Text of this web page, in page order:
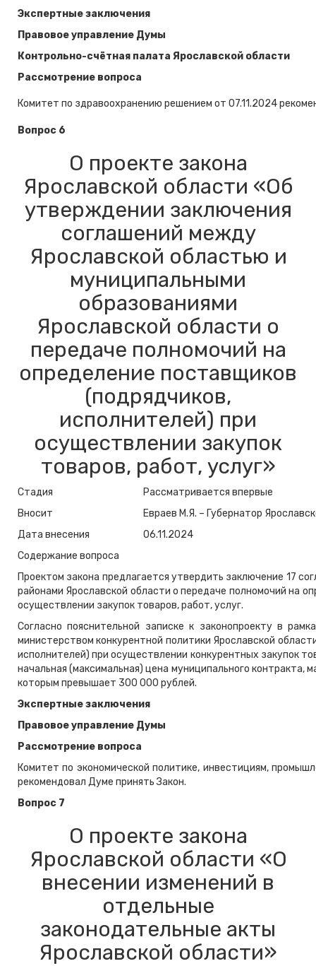
Экспертные заключения
Правовое управление Думы
Контрольно-счётная палата Ярославской области
Рассмотрение вопроса
Комитет по здравоохранению решением от 07.11.2024
Вопрос 6
О проекте закона
Ярославской области «Об
утверждении заключения
соглашений между
Ярославской областью и
муниципальными
образованиями
Ярославской области о
передаче полномочий на
определение поставщиков
(подрядчиков,
исполнителей) при
осуществлении закупок
товаров, работ, услуг»
Стадия
Рассматривается впервые
Вносит
Евраев М.Я. – Губернатор
Дата внесения
06.11.2024
Содержание вопроса
Проектом закона предлагается утвердить заключение 17
районами Ярославской области о передаче полномочий на
осуществлении закупок товаров, работ, услуг.
Согласно пояснительной записке к законопроекту в
министерством конкурентной политики Ярославской
исполнителей) при осуществлении конкурентных закупок
начальная (максимальная) цена муниципального контракта,
которым превышает 300 000 рублей.
Экспертные заключения
Правовое управление Думы
Рассмотрение вопроса
Комитет по экономической политике, инвестициям,
рекомендовал Думе принять Закон.
Вопрос 7
О проекте закона
Ярославской области «О
внесении изменений в
отдельные
законодательные акты
Ярославской области»